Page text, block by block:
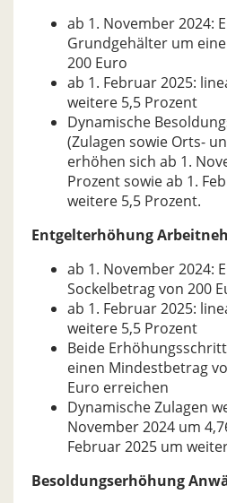
ab 1. November 2024:
Grundgehälter um
200 Euro
ab 1. Februar 2025:
weitere 5,5 Prozent
Dynamische
(Zulagen sowie Orts-
erhöhen sich ab 1.
Prozent sowie ab 1.
weitere 5,5 Prozent.
Entgelterhöhung
ab 1. November 2024:
Sockelbetrag von 200
ab 1. Februar 2025:
weitere 5,5 Prozent
Beide
einen Mindestbetrag
Euro erreichen
Dynamische Zulagen
November 2024 um
Februar 2025 um
Besoldungserhöhung